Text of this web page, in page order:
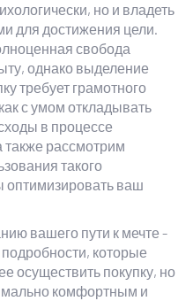
но и владеть
для достижения цели.
свобода
однако выделение
требует грамотного
с умом откладывать
в процессе
также рассмотрим
такого
оптимизировать ваш
вашего пути к мечте -
которые
осуществить покупку, но
комфортным и